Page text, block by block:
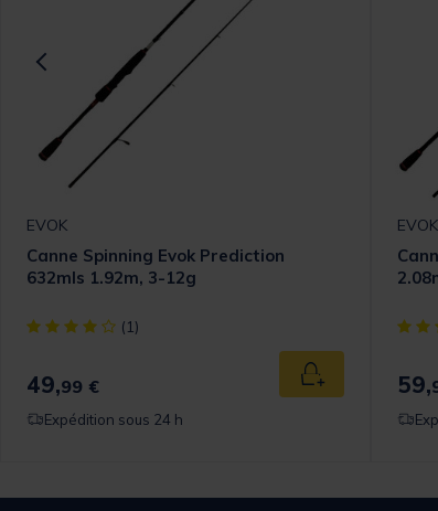
panier
EVOK
Canne Spinning Evok Prediction
632mls 1.92m, 3-12g
[object Object] out of 5 Customer Rating
(1)
49,99 € Ajouter au
Expédition sous 24 h
EVOK
59,